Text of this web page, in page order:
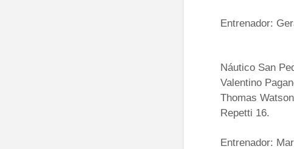
Entrenador:
Náutico San
Valentino
Thomas
Repetti 16.
Entrenador: